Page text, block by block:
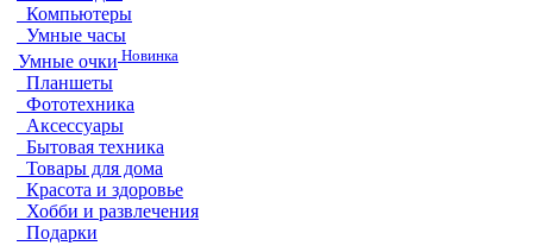
Компьютеры
Умные часы
Умные очки Новинка
Планшеты
Фототехника
Аксессуары
Бытовая техника
Товары для дома
Красота и здоровье
Хобби и развлечения
Подарки